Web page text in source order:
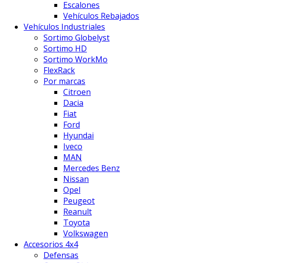
Escalones
Vehículos Rebajados
Vehículos Industriales
Sortimo Globelyst
Sortimo HD
Sortimo WorkMo
FlexRack
Por marcas
Citroen
Dacia
Fiat
Ford
Hyundai
Iveco
MAN
Mercedes Benz
Nissan
Opel
Peugeot
Reanult
Toyota
Volkswagen
Accesorios 4x4
Defensas